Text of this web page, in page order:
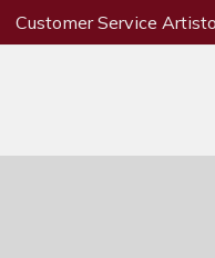
Customer Service